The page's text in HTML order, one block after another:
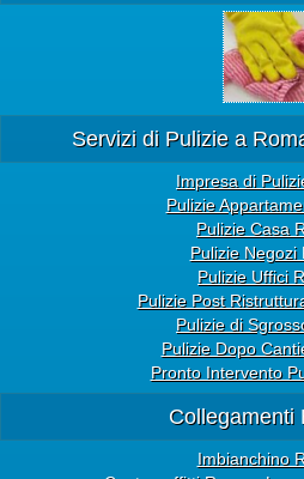
Servizi di Pulizie a
Impresa di
Pulizie
Pulizie Casa
Pulizie Negozi
Pulizie Uffici
Pulizie Post
Pulizie di
Pulizie Dopo
Pronto Intervento
Collegamenti
Imbianchino